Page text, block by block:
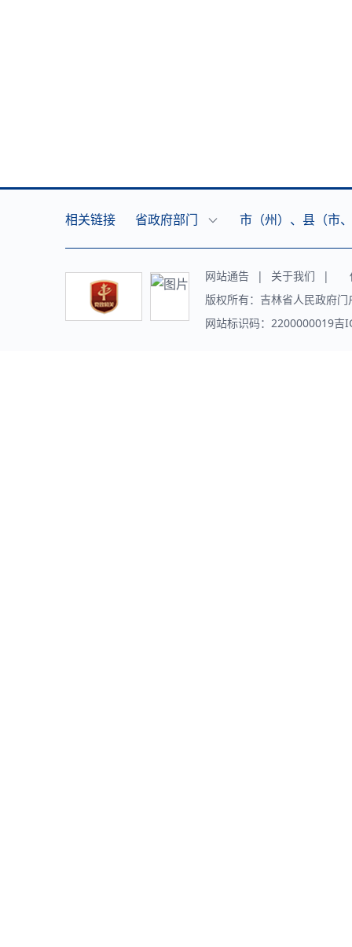
相关链接 省政府部门 市（州）、县（市
网站通告 | 关于我们 |
版权所有：吉林省人民政府
网站标识码：2200000019